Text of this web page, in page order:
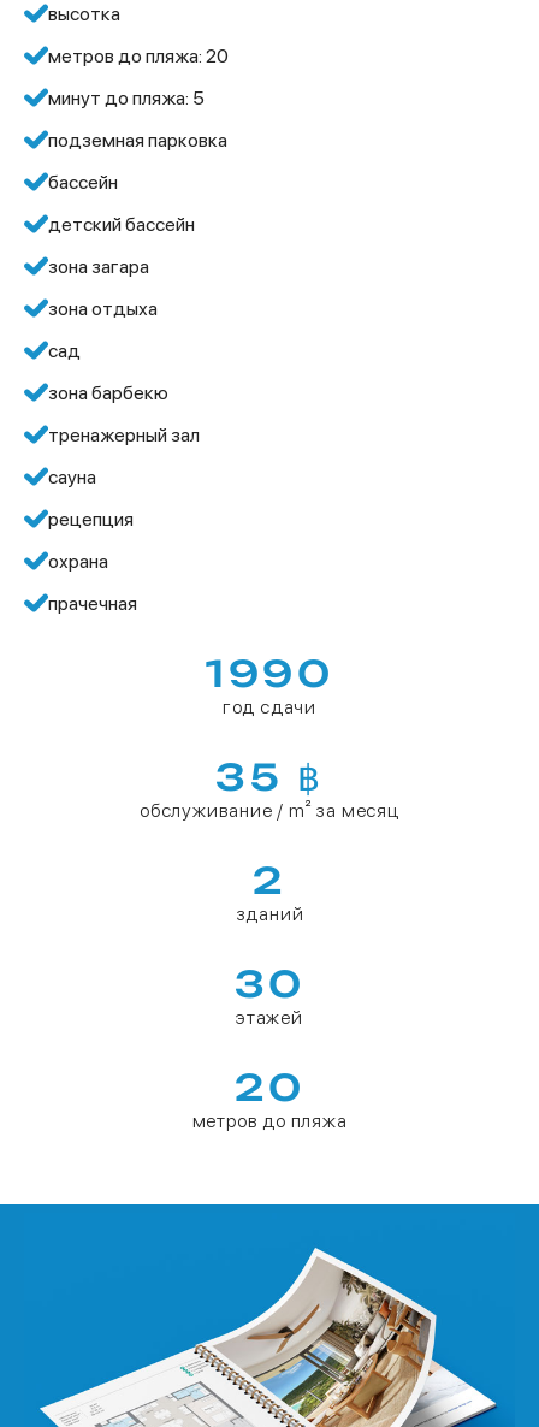
высотка
метров до пляжа: 20
минут до пляжа: 5
подземная парковка
бассейн
детский бассейн
зона загара
зона отдыха
сад
зона барбекю
тренажерный зал
сауна
рецепция
охрана
прачечная
1990
год сдачи
35 ฿
обслуживание / m² за месяц
2
зданий
30
этажей
20
метров до пляжа